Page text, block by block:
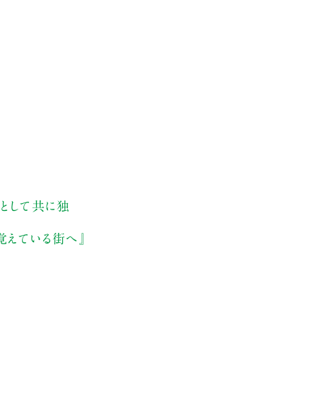
して共に独
ている街へ』